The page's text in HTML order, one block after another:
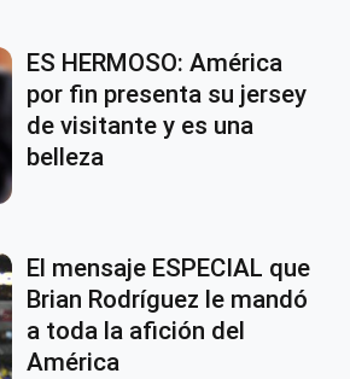
ES HERMOSO: América
por fin presenta su jersey
de visitante y es una
belleza
El mensaje ESPECIAL que
Brian Rodríguez le mandó
a toda la afición del
América